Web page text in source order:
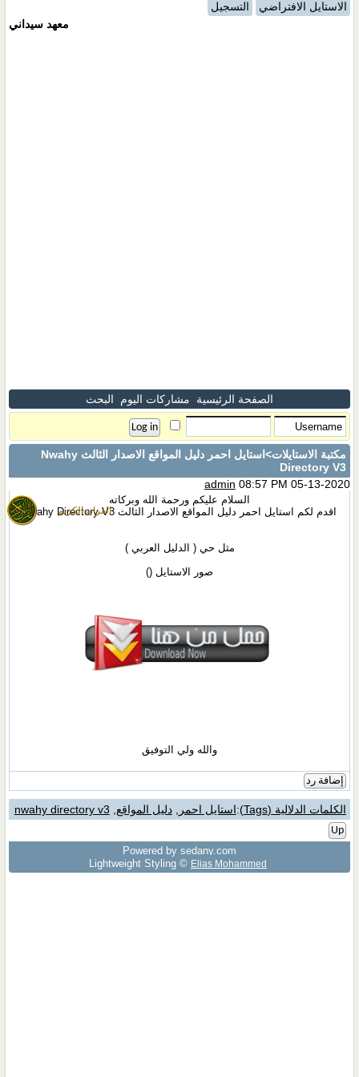
القران الكريم
الاستايل الافتراضي
التسجيل
معهد سيداني
الصفحة الرئيسية مشاركات اليوم البحث
مكتبة الاستايلات
>استايل احمر دليل المواقع الاصدار الثالث Nwahy
Directory V3
admin 08:57 PM 05-13-2020
السلام عليكم ورحمة الله وبركاته
اقدم لكم استايل احمر دليل المواقع الاصدار الثالث Nwahy Directory V3
مثل حي ( الدليل العربي )
صور الاستايل ()
والله ولي التوفيق
إضافة رد
الكلمات الدلالية (Tags) :استايل احمر ,دليل المواقع nwahy directory v3
Up
Powered by sedany.com
Lightweight Styling © Elias Mohammed